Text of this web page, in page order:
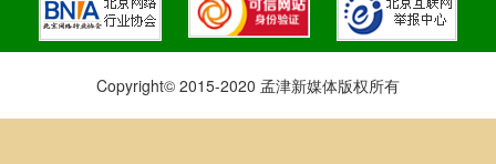
Copyright© 2015-2020 孟津新媒体版权所有